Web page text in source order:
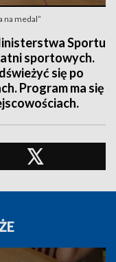
na medal”
Sportu
sportowych.
się po
Program ma się